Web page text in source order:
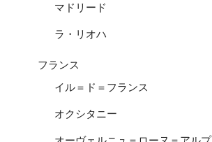
マドリード
ラ・リオハ
フランス
イル＝ド＝フランス
オクシタニー